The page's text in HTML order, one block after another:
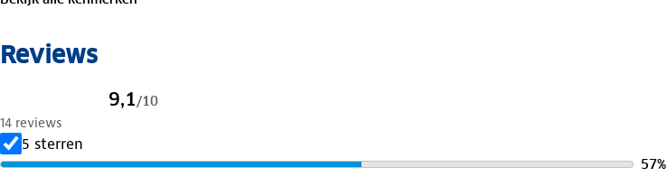
en was op 30 graden. Is je kleding aan vervanging toe? Lever het in bij onze winkels. Wij
Reviews
9,1/10
14 reviews
5 sterren
57%